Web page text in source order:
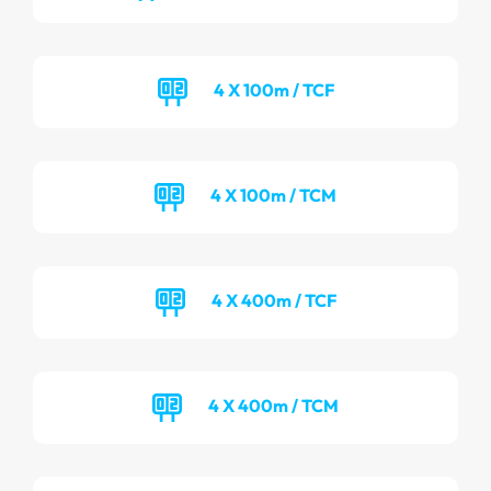
4 X 100m / TCF
4 X 100m / TCM
4 X 400m / TCF
4 X 400m / TCM